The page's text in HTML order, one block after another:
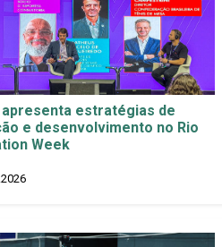
apresenta estratégias de
e desenvolvimento no Rio
Week